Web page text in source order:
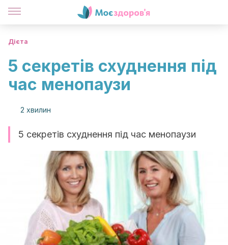
Дієта
5 секретів схуднення під
час менопаузи
2 хвилин
5 секретів схуднення під час менопаузи